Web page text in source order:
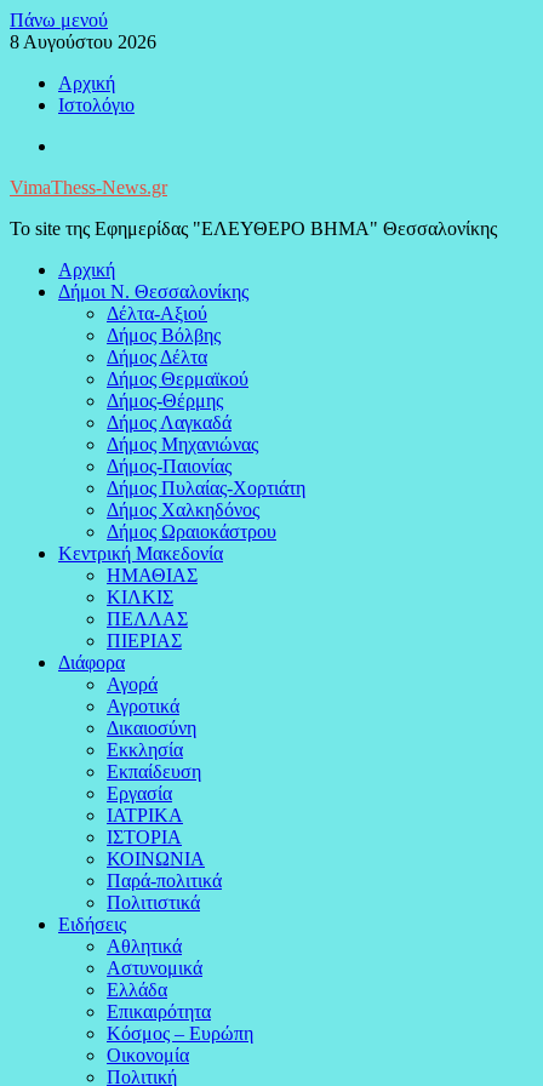
Μεταπηδήστε
στο
Πάνω μενού
8 Αυγούστου 2026
Αρχική
Ιστολόγιο
VimaThess-News.gr
Το site της Εφημερίδας "ΕΛΕΥΘΕΡΟ ΒΗΜΑ" Θεσσαλονίκης
Αρχική
Δήμοι Ν. Θεσσαλονίκης
Δέλτα-Αξιού
Δήμος Βόλβης
Δήμος Δέλτα
Δήμος Θερμαϊκού
Δήμος-Θέρμης
Δήμος Λαγκαδά
Δήμος Μηχανιώνας
Δήμος-Παιονίας
Δήμος Πυλαίας-Χορτιάτη
Δήμος Χαλκηδόνος
Δήμος Ωραιοκάστρου
Κεντρική Μακεδονία
ΗΜΑΘΙΑΣ
ΚΙΛΚΙΣ
ΠΕΛΛΑΣ
ΠΙΕΡΙΑΣ
Διάφορα
Αγορά
Αγροτικά
Δικαιοσύνη
Εκκλησία
Εκπαίδευση
Εργασία
ΙΑΤΡΙΚΑ
ΙΣΤΟΡΙΑ
ΚΟΙΝΩΝΙΑ
Παρά-πολιτικά
Πολιτιστικά
Ειδήσεις
Αθλητικά
Αστυνομικά
Ελλάδα
Επικαιρότητα
Κόσμος – Ευρώπη
Οικονομία
Πολιτική